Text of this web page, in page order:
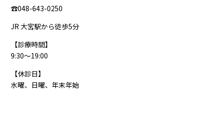
☎048-643-0250
JR 大宮駅から徒歩5分
【診療時間】
9:30〜19:00
【休診日】
水曜、日曜、年末年始